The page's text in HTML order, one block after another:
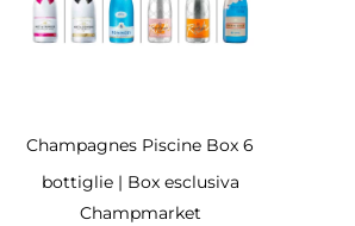
Champagnes Piscine Box 6
bottiglie| Box esclusiva
Champmarket